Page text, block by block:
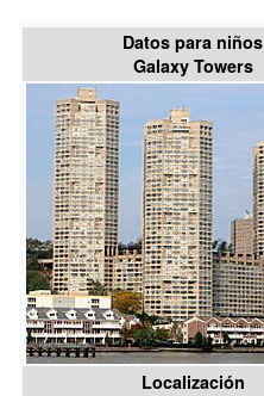
Datos para niños
Galaxy Towers
Localización